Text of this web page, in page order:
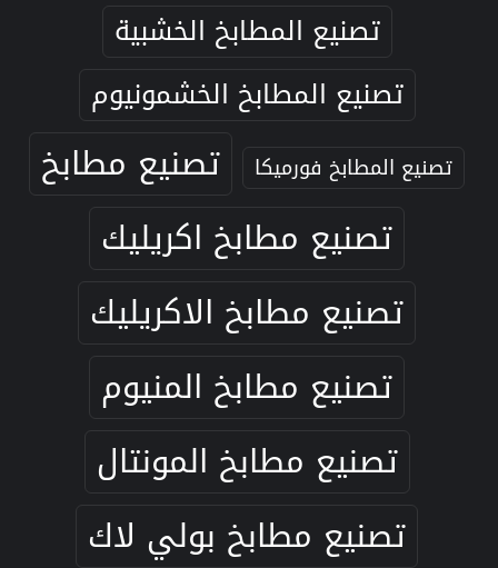
تصنيع المطابخ الخشبية
تصنيع المطابخ الخشمونيوم
تصنيع المطابخ فورميكا
تصنيع مطابخ
تصنيع مطابخ اكريليك
تصنيع مطابخ الاكريليك
تصنيع مطابخ المنيوم
تصنيع مطابخ المونتال
تصنيع مطابخ بولي لاك